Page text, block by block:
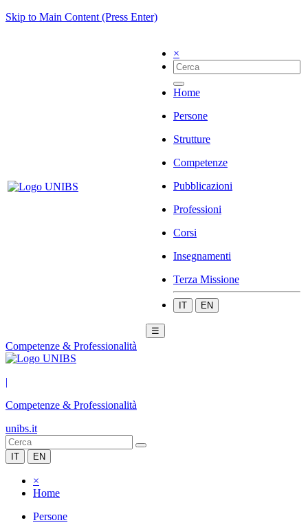
Skip to Main Content (Press Enter)
×
Home
Persone
Strutture
Competenze
Pubblicazioni
Professioni
Corsi
Insegnamenti
Terza Missione
IT EN
☰
Competenze & Professionalità
|
Competenze & Professionalità
unibs.it
IT EN
×
Home
Persone